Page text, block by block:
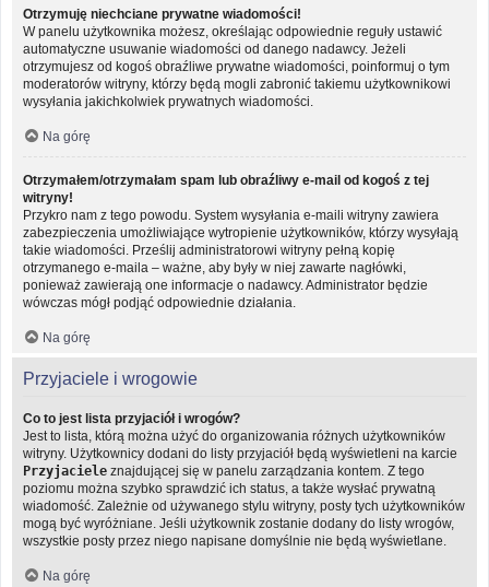
Otrzymuję niechciane prywatne wiadomości!
W panelu użytkownika możesz, określając odpowiednie reguły ustawić
automatyczne usuwanie wiadomości od danego nadawcy. Jeżeli
otrzymujesz od kogoś obraźliwe prywatne wiadomości, poinformuj o tym
moderatorów witryny, którzy będą mogli zabronić takiemu użytkownikowi
wysyłania jakichkolwiek prywatnych wiadomości.
Na górę
Otrzymałem/otrzymałam spam lub obraźliwy e-mail od kogoś z tej
witryny!
Przykro nam z tego powodu. System wysyłania e-maili witryny zawiera
zabezpieczenia umożliwiające wytropienie użytkowników, którzy wysyłają
takie wiadomości. Prześlij administratorowi witryny pełną kopię
otrzymanego e-maila – ważne, aby były w niej zawarte nagłówki,
ponieważ zawierają one informacje o nadawcy. Administrator będzie
wówczas mógł podjąć odpowiednie działania.
Na górę
Przyjaciele i wrogowie
Co to jest lista przyjaciół i wrogów?
Jest to lista, którą można użyć do organizowania różnych użytkowników
witryny. Użytkownicy dodani do listy przyjaciół będą wyświetleni na karcie
Przyjaciele znajdującej się w panelu zarządzania kontem. Z tego
poziomu można szybko sprawdzić ich status, a także wysłać prywatną
wiadomość. Zależnie od używanego stylu witryny, posty tych użytkowników
mogą być wyróżniane. Jeśli użytkownik zostanie dodany do listy wrogów,
wszystkie posty przez niego napisane domyślnie nie będą wyświetlane.
Na górę